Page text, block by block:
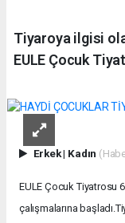
Tiyaroya ilgisi
EULE Çocuk
Erkek| Kadın
EULE Çocuk Tiyatrosu
çalışmalarına